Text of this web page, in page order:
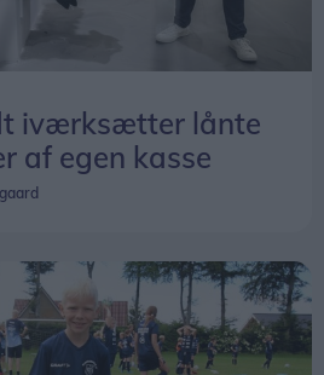
iværksætter lånte
af egen kasse